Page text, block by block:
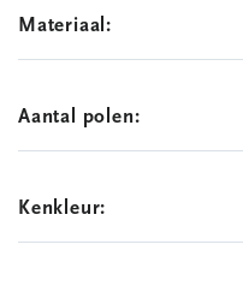
Materiaal:
Aantal polen:
Kenkleur: